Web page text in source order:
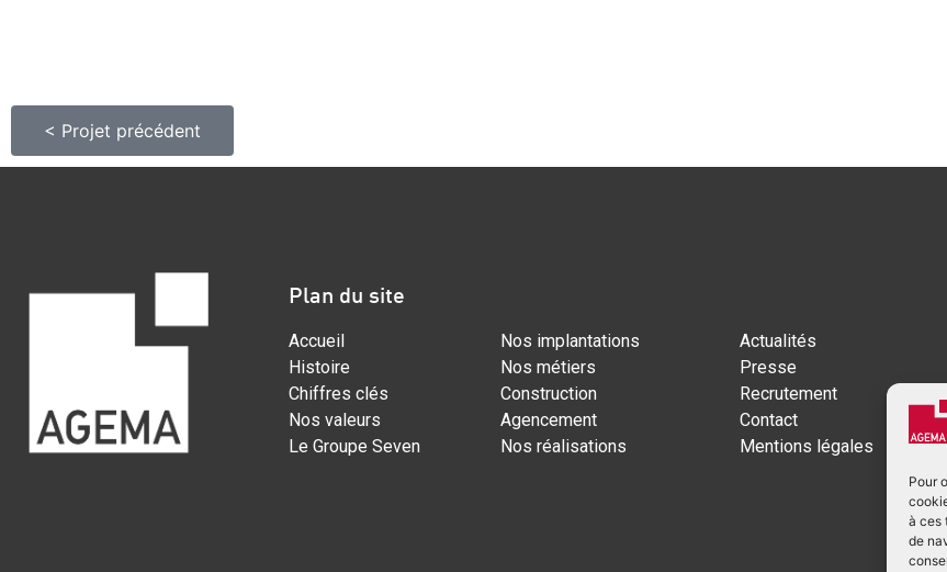
Pour
à ces
de
< Projet précédent
Plan du site
Accueil
Histoire
Chiffres clés
Nos valeurs
Le Groupe Seven
Nos implantations
Nos métiers
Construction
Agencement
Nos réalisations
Actualités
Presse
Recrutement
Contact
Mentions légales